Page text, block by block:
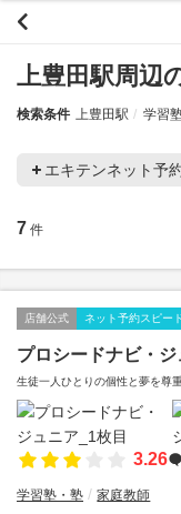
上豊田駅周辺
検索条件 上豊田駅 学習
エキテンネット予
7 件
店舗公式 ネット予約スピー
プロシードナビ・ジ
生徒一人ひとりの個性と夢を尊
3.26
学習塾・塾 家庭教師